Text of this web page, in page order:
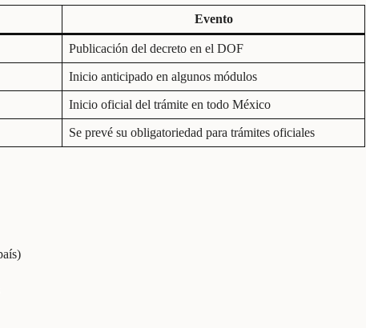
Evento
Publicación del decreto en el DOF
Inicio anticipado en algunos módulos
Inicio oficial del trámite en todo México
Se prevé su obligatoriedad para trámites oficiales